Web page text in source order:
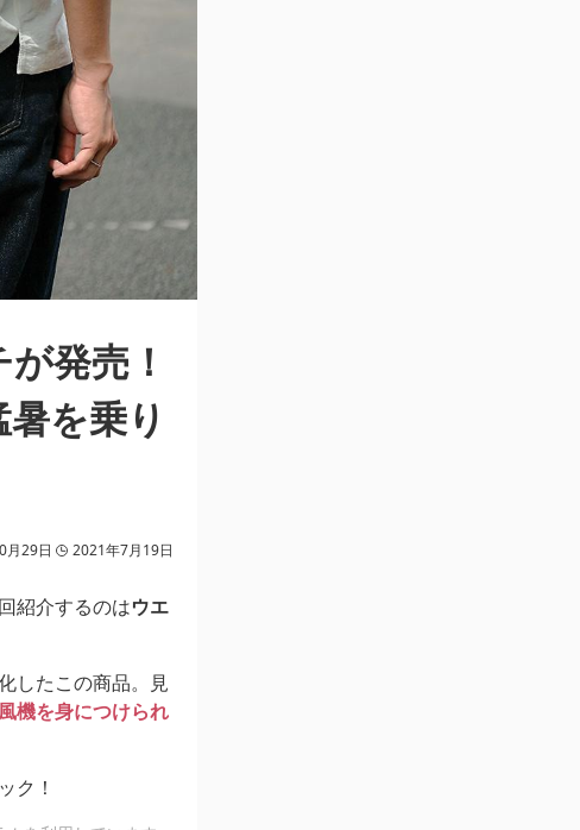
発売！
を乗り
月29日 2021年7月19日
紹介するのはウエ
したこの商品。見
機を身につけられ
ク！